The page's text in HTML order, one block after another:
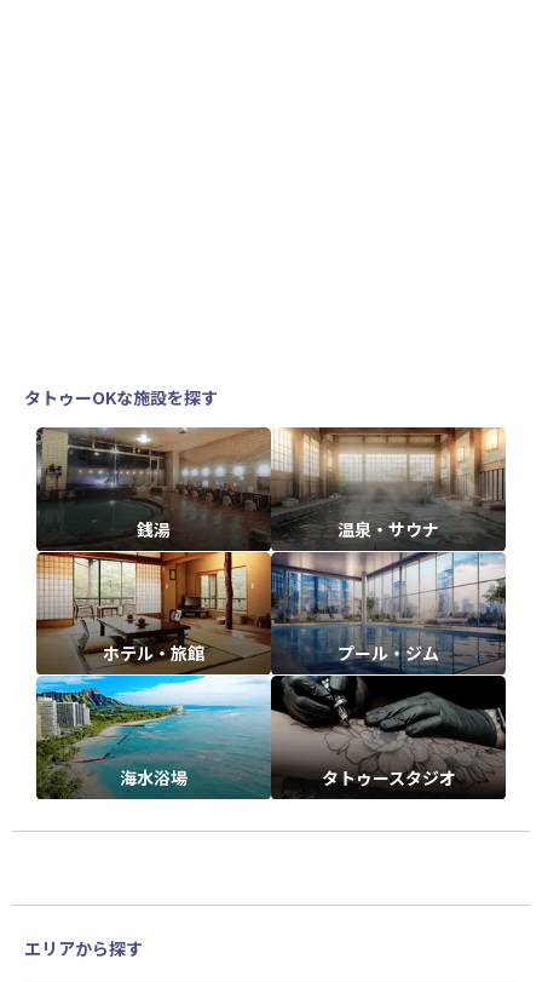
タトゥーOKな施設を探す
銭湯 温泉・サウナ
ホテル・旅館 プール・ジム
海水浴場 タトゥースタジオ
エリアから探す